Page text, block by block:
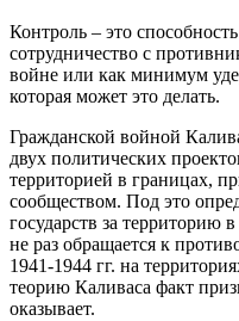
Контроль – это
сотрудничество с
войне или как минимум
которая может это делать.
Гражданской войной
двух политических
территорией в границах,
сообществом. Под это
государств за территорию
не раз обращается к
1941-1944 гг. на
теорию Каливаса факт
оказывает.